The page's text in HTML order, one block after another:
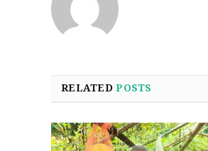
RELATEDPOSTS